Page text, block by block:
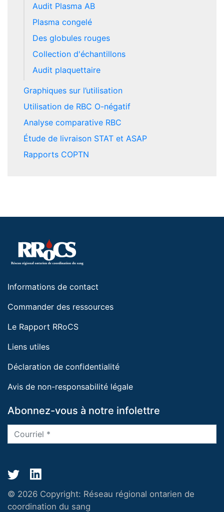
Audit Plasma AB
Plasma congelé
Des globules rouges
Collection d'échantillons
Audit plaquettaire
Graphiques sur l’utilisation
Utilisation de RBC O-négatif
Analyse comparative RBC
Étude de livraison STAT et ASAP
Rapports COPTN
Informations de contact
Commander des ressources
Le Rapport RRoCS
Liens utiles
Déclaration de confidentialité
Avis de non-responsabilité légale
Abonnez-vous à notre infolettre
© 2026 Copyright: Réseau régional ontarien de
coordination du sang